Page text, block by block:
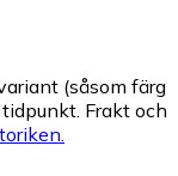
(såsom färg
Frakt och